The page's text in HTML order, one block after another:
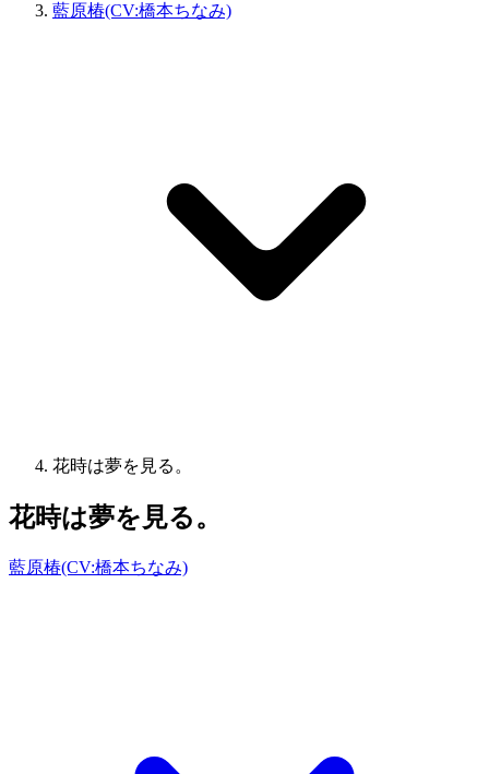
藍原椿(CV:橋本ちなみ)
花時は夢を見る。
花時は夢を見る。
藍原椿(CV:橋本ちなみ)